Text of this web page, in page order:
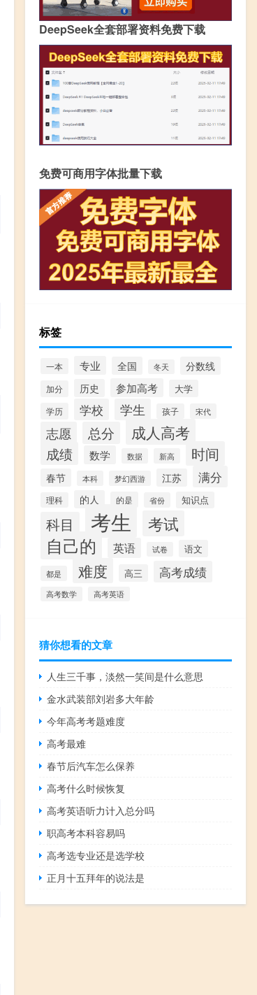
DeepSeek全套部署资料免费下载
免费可商用字体批量下载
标签
一本 专业 全国 冬天 分数线
加分 历史 参加高考 大学
学历 学校 学生 孩子 宋代
志愿 总分 成人高考
成绩 数学 数据 新高 时间
春节 本科 梦幻西游 江苏 满分
理科 的人 的是 省份 知识点
科目 考生 考试
自己的 英语 试卷 语文
都是 难度 高三 高考成绩
高考数学 高考英语
猜你想看的文章
人生三千事，淡然一笑间是什么意思
金水武装部刘岩多大年龄
今年高考考题难度
高考最难
春节后汽车怎么保养
高考什么时候恢复
高考英语听力计入总分吗
职高考本科容易吗
高考选专业还是选学校
正月十五拜年的说法是